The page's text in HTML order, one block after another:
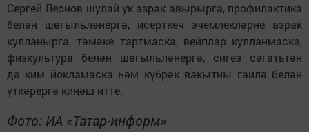
Сергей Леонов шулай ук азрак авырырга, профилактика
белән шөгыльләнергә, исерткеч эчемлекләрне азрак
кулланырга, тәмәке тартмаска, вейплар кулланмаска,
физкультура белән шөгыльләнергә, сигез сәгатьтән
дә ким йокламаска һәм күбрәк вакытны гаилә белән
үткәрергә киңәш итте.
Фото: ИА «Татар-информ»